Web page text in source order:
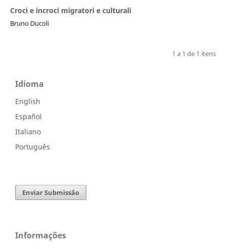
Croci e incroci migratori e culturali
Bruno Ducoli
1 a 1 de 1 itens
Idioma
English
Español
Italiano
Português
Enviar Submissão
Informações